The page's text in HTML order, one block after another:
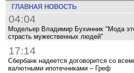
ГЛАВНАЯ НОВОСТЬ
04:04
Модельер Владимир Бухинник "Мода
страсть мужественных людей"
17:14
Сбербанк надеется договорится со
валютными ипотечниками – Греф